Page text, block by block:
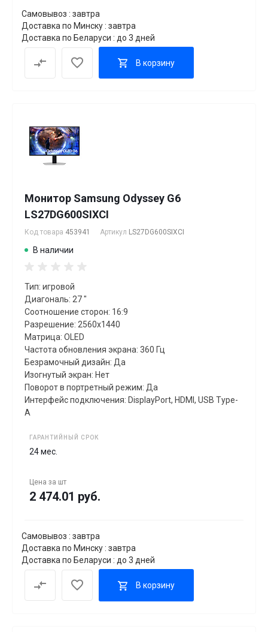
Самовывоз : завтра
Доставка по Минску : завтра
Доставка по Беларуси : до 3 дней
В корзину
Монитор Samsung Odyssey G6
LS27DG600SIXCI
Код товара 453941 Артикул LS27DG600SIXCI
В наличии
Тип: игровой
Диагональ: 27 "
Соотношение сторон: 16:9
Разрешение: 2560x1440
Матрица: OLED
Частота обновления экрана: 360 Гц
Безрамочный дизайн: Да
Изогнутый экран: Нет
Поворот в портретный режим: Да
Интерфейс подключения: DisplayPort, HDMI, USB Type-
A
ГАРАНТИЙНЫЙ СРОК
24 мес.
Цена за шт
2 474.01 руб.
Самовывоз : завтра
Доставка по Минску : завтра
Доставка по Беларуси : до 3 дней
В корзину